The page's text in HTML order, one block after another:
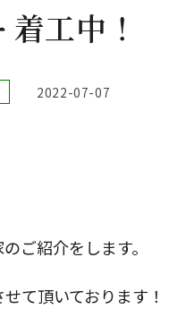
工中！
投
2022-07-07
ご紹介をします。
て頂いております！